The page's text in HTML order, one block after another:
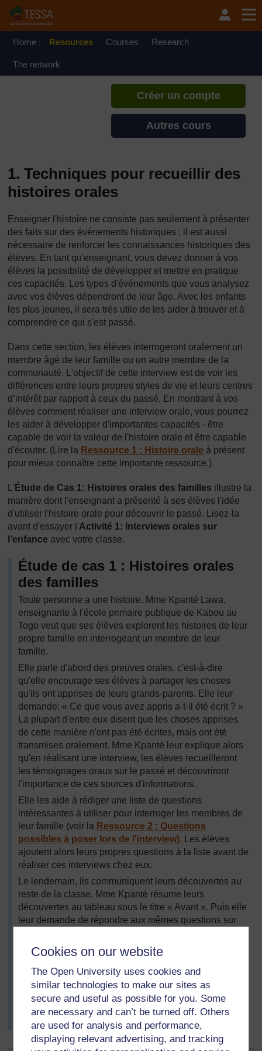
Cookies on our website
The Open University uses cookies and
similar technologies to make our sites as
secure and useful as possible for you. Some
are necessary and can’t be turned off. Others
are used for analysis and performance,
displaying relevant advertising, and tracking
Home Resources Courses Research
The network
Si vous créez un compte, vous
pouvez établir un profil
Créer un compte
Autres cours
1. Techniques pour recueillir des
histoires orales
Enseigner l'histoire ne consiste pas seulement à présenter
des faits sur des événements historiques ; il est aussi
nécessaire de renforcer les connaissances historiques des
élèves. En tant qu'enseignant, vous devez donner à vos
élèves la possibilité de développer et mettre en pratique
ces capacités. Les types d'événements que vous analysez
avec vos élèves dépendront de leur âge. Avec les enfants
les plus jeunes, il sera très utile de les aider à trouver et à
comprendre ce qui s'est passé.
Dans cette section, les élèves interrogeront oralement un
membre âgé de leur famille ou un autre membre de la
communauté. L'objectif de cette interview est de voir les
différences entre leurs propres styles de vie et leurs centres
d’intérêt par rapport à ceux du passé. En montrant à vos
élèves comment réaliser une interview orale, vous pourrez
les aider à développer d'importantes capacités - être
capable de voir la valeur de l'histoire orale et être capable
d'écouter. (Lire la Ressource 1 : Histoire orale à présent
pour mieux connaître cette importante ressource.)
L’ Étude de Cas 1: Histoires orales des familles illustre la
manière dont l'enseignant a présenté à ses élèves l'idée
d'utiliser l'histoire orale pour découvrir le passé. Lisez-la
avant d'essayer l'Activité 1: Interviews orales sur
l’enfance avec votre classe.
Étude de cas 1 : Histoires orales
des familles
Toute personne a une histoire. Mme Kpanté Lawa,
enseignante à l'école primaire publique de Kabou au
Togo veut que ses élèves explorent les histoires de leur
propre famille en interrogeant un membre de leur
famille.
Elle parle d'abord des preuves orales, c'est-à-dire
qu'elle encourage ses élèves à partager les choses
qu'ils ont apprises de leurs grands-parents. Elle leur
demande: « Ce que vous avez appris a-t-il été écrit ? »
La plupart d'entre eux disent que les choses apprises
de cette manière n'ont pas été écrites, mais ont été
transmises oralement. Mme Kpanté leur explique alors
qu'en réalisant une interview, les élèves recueilleront
les témoignages oraux sur le passé et découvriront
l'importance de ces sources d'informations.
Elle les aide à rédiger une liste de questions
intéressantes à utiliser pour interroger les membres de
leur famille (voir la Ressource 2 : Questions
possibles à poser lors de l'interview). Les élèves
ajoutent alors leurs propres questions à la liste avant de
réaliser ces interviews chez eux.
Le lendemain, ils communiquent leurs découvertes au
reste de la classe. Mme Kpanté résume leurs
découvertes au tableau sous le titre « Avant ». Puis elle
leur demande de répondre aux mêmes questions sur
titre « Maintenant ». Elle leur demande de penser en
quoi leurs vies sont différentes des vies des membres
de leur famille dans le passé. Puis elle demande aux
élèves de comparer en groupe de deux « Avant » et «
Maintenant ». Les élèves plus jeunes écrivent
deux/trois phrases avec les mots inscrits sur le tableau.
Les élèves plus âgés écrivent un court paragraphe.